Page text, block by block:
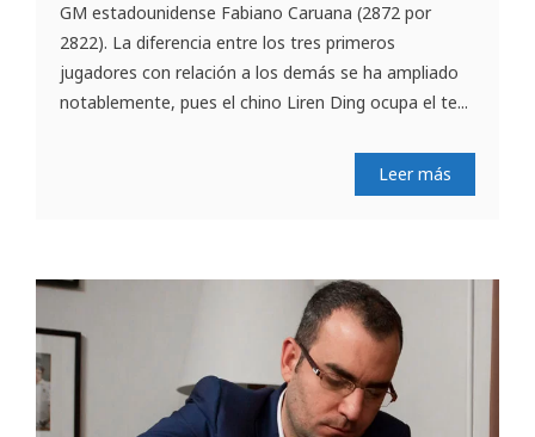
GM estadounidense Fabiano Caruana (2872 por
2822). La diferencia entre los tres primeros
jugadores con relación a los demás se ha ampliado
notablemente, pues el chino Liren Ding ocupa el te...
Leer más